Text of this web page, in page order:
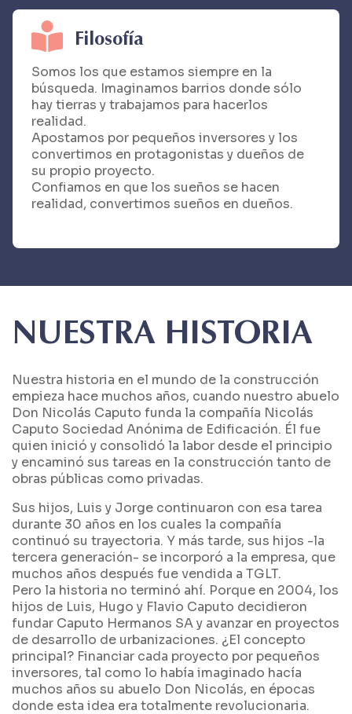
Filosofía
Somos los que estamos siempre en la
búsqueda. Imaginamos barrios donde sólo
hay tierras y trabajamos para hacerlos
realidad.
Apostamos por pequeños inversores y los
convertimos en protagonistas y dueños de
su propio proyecto.
Confiamos en que los sueños se hacen
realidad, convertimos sueños en dueños.
NUESTRA HISTORIA
Nuestra historia en el mundo de la construcción
empieza hace muchos años, cuando nuestro abuelo
Don Nicolás Caputo funda la compañía Nicolás
Caputo Sociedad Anónima de Edificación. Él fue
quien inició y consolidó la labor desde el principio
y encaminó sus tareas en la construcción tanto de
obras públicas como privadas.
Sus hijos, Luis y Jorge continuaron con esa tarea
durante 30 años en los cuales la compañía
continuó su trayectoria. Y más tarde, sus hijos -la
tercera generación- se incorporó a la empresa, que
muchos años después fue vendida a TGLT.
Pero la historia no terminó ahí. Porque en 2004, los
hijos de Luis, Hugo y Flavio Caputo decidieron
fundar Caputo Hermanos SA y avanzar en proyectos
de desarrollo de urbanizaciones. ¿El concepto
principal? Financiar cada proyecto por pequeños
inversores, tal como lo había imaginado hacía
muchos años su abuelo Don Nicolás, en épocas
donde esta idea era totalmente revolucionaria.